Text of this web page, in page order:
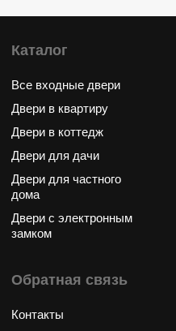
Каталог
Все входные двери
Двери в квартиру
Двери в коттедж
Двери для дачи
Двери для частного
дома
Двери с электронным
замком
Обратная связь
Контакты